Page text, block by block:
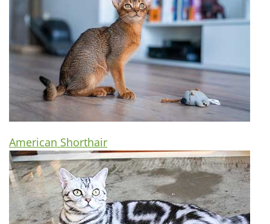
American Shorthair